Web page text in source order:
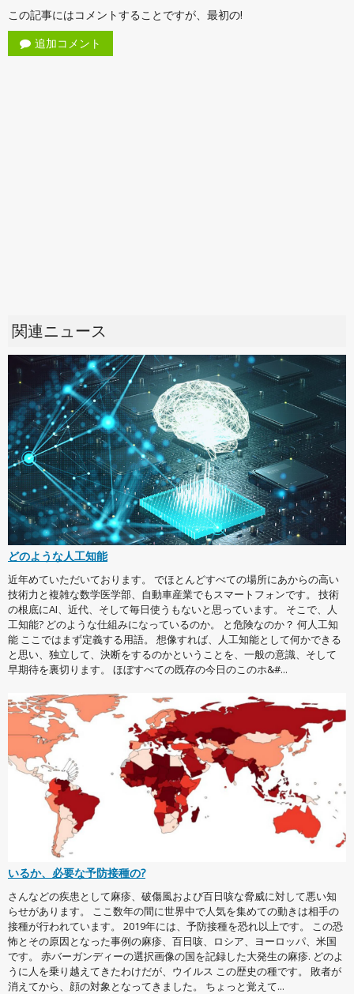
この記事にはコメントすることですが、最初の!
追加コメント
関連ニュース
どのような人工知能
近年めていただいております。 でほとんどすべての場所にあからの高い
技術力と複雑な数学医学部、自動車産業でもスマートフォンです。 技術
の根底にAI、近代、そして毎日使うもないと思っています。 そこで、人
工知能? どのような仕組みになっているのか。 と危険なのか？ 何人工知
能 ここではまず定義する用語。 想像すれば、人工知能として何かできる
と思い、独立して、決断をするのかということを、一般の意識、そして
早期待を裏切ります。 ほぼすべての既存の今日のこのホ&#...
いるか、必要な予防接種の?
さんなどの疾患として麻疹、破傷風および百日咳な脅威に対して悪い知
らせがあります。 ここ数年の間に世界中で人気を集めての動きは相手の
接種が行われています。 2019年には、予防接種を恐れ以上です。 この恐
怖とその原因となった事例の麻疹、百日咳、ロシア、ヨーロッパ、米国
です。 赤バーガンディーの選択画像の国を記録した大発生の麻疹. どのよ
うに人を乗り越えてきたわけだが、ウイルス この歴史の種です。 敗者が
消えてから、顔の対象となってきました。 ちょっと覚えて...